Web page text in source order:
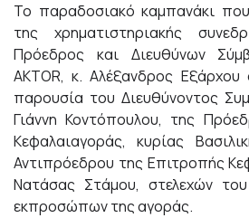
Το παραδοσιακό καμπανάκι
της χρηματιστηριακής
Πρόεδρος και Διευθύνων
AKTOR, κ. Αλέξανδρος Εξάρχου
παρουσία του Διευθύνοντος
Γιάννη Κοντόπουλου, της
Κεφαλαιαγοράς, κυρίας
Αντιπρόεδρου της Επιτροπής
Νατάσας Στάμου, στελεχών
εκπροσώπων της αγοράς.